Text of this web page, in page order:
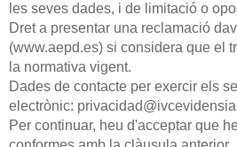
les seves dades, i de limitació o
Dret a presentar una reclamació
(www.aepd.es) si considera que el
la normativa vigent.
Dades de contacte per exercir els
electrònic:
Per continuar, heu d'acceptar que